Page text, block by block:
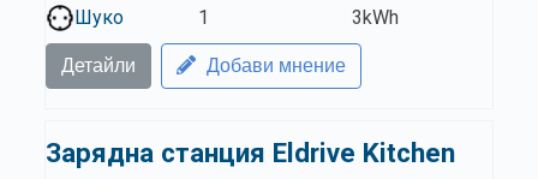
Шуко
1
3kWh
Детайли Добави мнение
Зарядна станция Eldrive Kitchen